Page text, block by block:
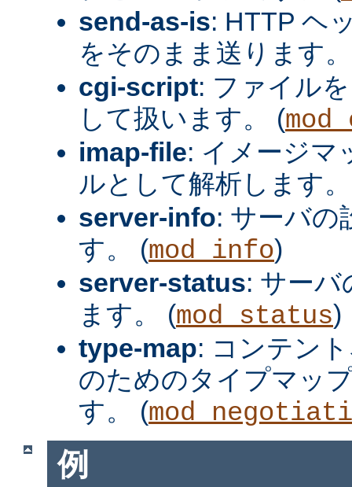
send-as-is: HTTP ヘ
をそのまま送ります
cgi-script: ファイル
して扱います。 (
imap-file: イメージマ
ルとして解析します
server-info: サーバの
す。 (mod_info)
server-status: サーバ
ます。 (mod_status)
type-map: コンテン
のためのタイプマッ
す。 (
例